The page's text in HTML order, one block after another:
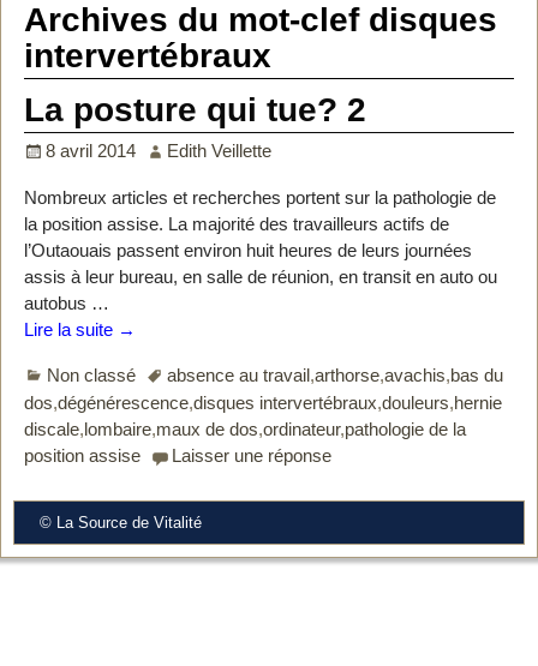
Archives du mot-clef disques
intervertébraux
La posture qui tue? 2
8 avril 2014 Edith Veillette
Nombreux articles et recherches portent sur la pathologie de
la position assise. La majorité des travailleurs actifs de
l’Outaouais passent environ huit heures de leurs journées
assis à leur bureau, en salle de réunion, en transit en auto ou
autobus …
Lire la suite →
Non classé absence au travail,arthorse,avachis,bas du
dos,dégénérescence,disques intervertébraux,douleurs,hernie
discale,lombaire,maux de dos,ordinateur,pathologie de la
position assise
Laisser une réponse
© La Source de Vitalité